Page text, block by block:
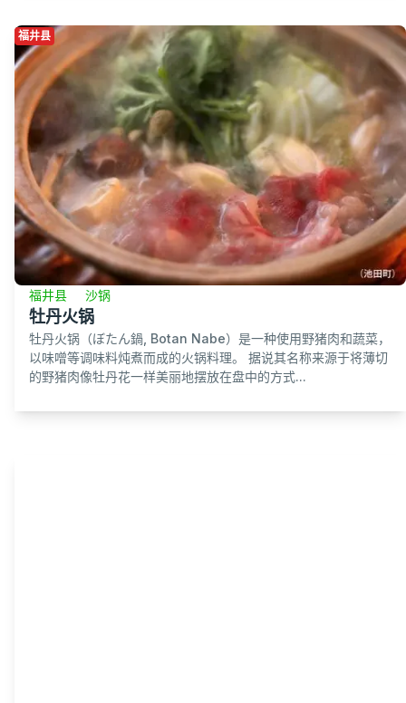
福井县
福井县 沙锅
牡丹火锅
牡丹火锅（ぼたん鍋, Botan Nabe）是一种使用野猪肉和蔬菜，
以味噌等调味料炖煮而成的火锅料理。 据说其名称来源于将薄切
的野猪肉像牡丹花一样美丽地摆放在盘中的方式...